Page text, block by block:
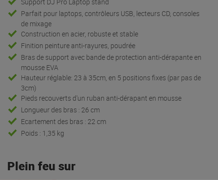
Support DJ Pro Laptop stand
Parfait pour laptops, contrôleurs USB, lecteurs CD, consoles
de mixage
Construction en acier, robuste et stable
Finition peinture anti-rayures, poudrée
Bras de support avec bande de protection anti-dérapante en
mousse EVA
Hauteur réglable: 23 à 35cm, en 5 positions fixes (par pas de
3cm)
Pieds recouverts d'un ruban anti-dérapant en mousse
Longueur des bras : 26 cm
Ecartement des bras : 22 cm
Poids : 1,35 kg
Plein feu sur